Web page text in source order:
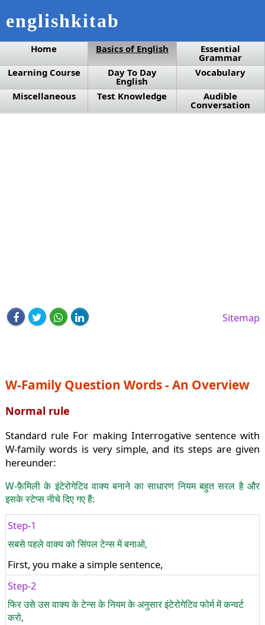
englishkitab
Home Basics of English Essential
Grammar
Learning Course
Day To Day
English
Vocabulary
Miscellaneous
Test Knowledge Audible
Conversation
Sitemap
W-Family Question Words - An Overview
Normal rule
Standard rule For making Interrogative sentence with
W-family words is very simple, and its steps are given
hereunder:
W-फ़ैमिली के इंटेरोगेटिव वाक्य बनाने का साधारण नियम बहुत सरल है और
इसके स्टेप्स नीचे दिए गए हैं:
Step-1
सबसे पहले वाक्य को सिंपल टेन्स में बनाओ,
First, you make a simple sentence,
Step-2
फिर उसे उस वाक्य के टेन्स के नियम के अनुसार इंटेरोगेटिव फोर्म में कन्वर्ट
करो,